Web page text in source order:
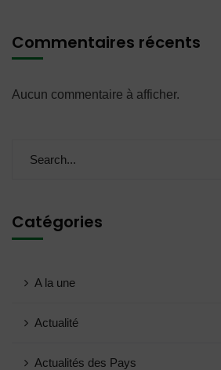
Commentaires récents
Aucun commentaire à afficher.
Catégories
A la une
Actualité
Actualités des Pays